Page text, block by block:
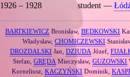
1926 – 1928
student —
BARTKIEWICZ Bronisław, BĘDKOWSKI
Władysław, CHOMICZEWSKI
DROZDALSKIJan, DZIUDA Józef,
Stefan,GRĘDA Mieczysław,GUZOWSKI
Korneliusz, KACZYŃSKIDominik,